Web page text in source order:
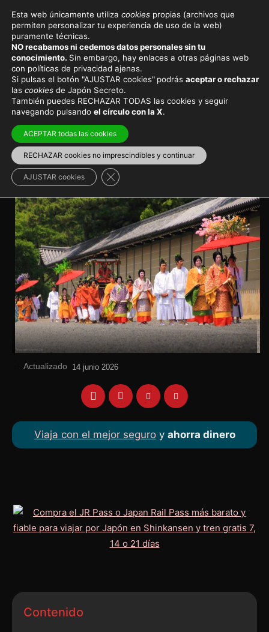
Viajar a Japón Consejos de viaje
Festivales y eventos en
Japón en mayo
Festivales de geishas, el Día de los Niños, eventos
culturales... hay mucho por ver y disfrutar en mayo en
Japón
Japón en primavera > Mayo en Japón
Actualizado 14 junio 2026
Viaja con el mejor seguroy ahorra dinero
Contenido
Esta web únicamente utiliza cookies propias (archivos que
permiten personalizar tu experiencia de uso de la web)
puramente técnicas.
NO recabamos ni cedemos datos personales sin tu
conocimiento. Sin embargo, hay enlaces a otras páginas web
con políticas de privacidad ajenas.
Si pulsas el botón "AJUSTAR cookies" podrás aceptar o rechazar
las cookies de Japón Secreto.
También puedes RECHAZAR TODAS las cookies y seguir
navegando pulsando el círculo con la X.
ACEPTAR todas las cookies
RECHAZAR cookies no imprescindibles y continuar
AJUSTAR cookies Cerrar el banner de cookies RGPD